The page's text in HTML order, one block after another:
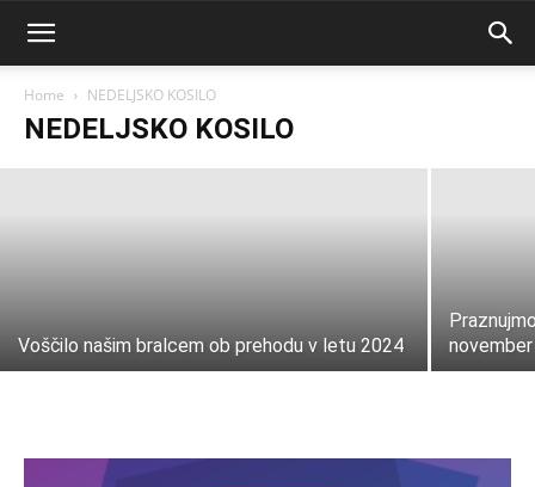
Home NEDELJSKO KOSILO
NEDELJSKO KOSILO
Kam za valentinovo? Obisk Vipave in
gostilne Podfarovž
Anja Novak - 9 februarja, 2025
Voščilo našim bralcem ob prehodu v letu 2024